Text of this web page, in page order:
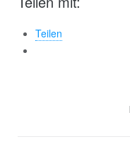
Teilen